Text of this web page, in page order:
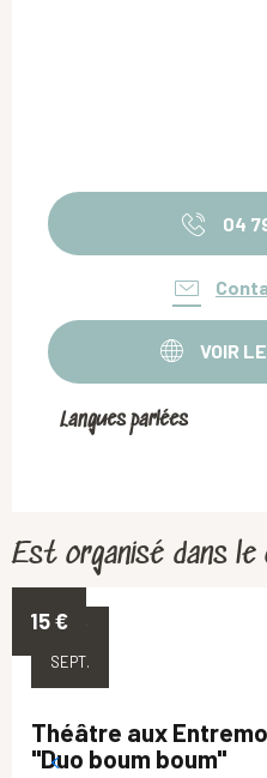
04
VOIR
Langues parlées
Langues parlées
Est organisé dans le
15€
18
SEPT.
Théâtre aux
"Duo boum boum"